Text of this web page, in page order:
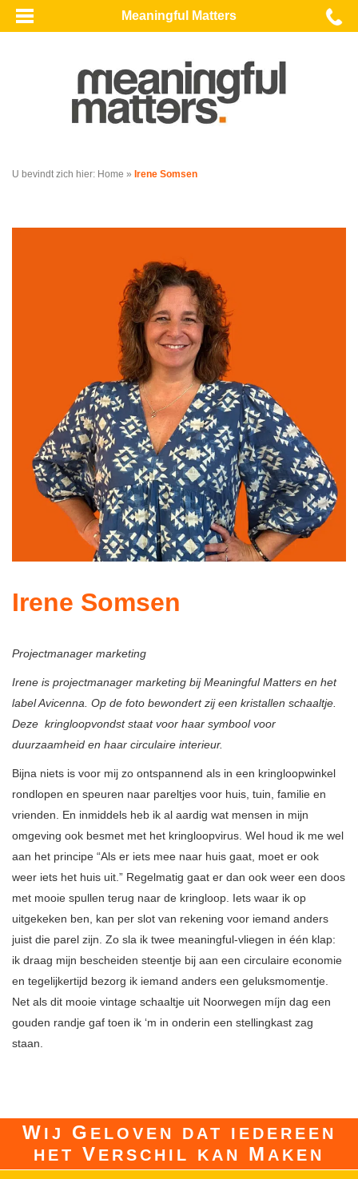
Meaningful Matters
U bevindt zich hier: Home » Irene Somsen
Irene Somsen
Projectmanager marketing
Irene is projectmanager marketing bij Meaningful Matters en het
label Avicenna. Op de foto bewondert zij een kristallen schaaltje.
Deze kringloopvondst staat voor haar symbool voor
duurzaamheid en haar circulaire interieur.
Bijna niets is voor mij zo ontspannend als in een kringloopwinkel
rondlopen en speuren naar pareltjes voor huis, tuin, familie en
vrienden. En inmiddels heb ik al aardig wat mensen in mijn
omgeving ook besmet met het kringloopvirus. Wel houd ik me wel
aan het principe “Als er iets mee naar huis gaat, moet er ook
weer iets het huis uit.” Regelmatig gaat er dan ook weer een doos
met mooie spullen terug naar de kringloop. Iets waar ik op
uitgekeken ben, kan per slot van rekening voor iemand anders
juist die parel zijn. Zo sla ik twee meaningful-vliegen in één klap:
ik draag mijn bescheiden steentje bij aan een circulaire economie
en tegelijkertijd bezorg ik iemand anders een geluksmomentje.
Net als dit mooie vintage schaaltje uit Noorwegen míjn dag een
gouden randje gaf toen ik ‘m in onderin een stellingkast zag
staan.
W IJ G ELOVEN DAT IEDEREEN
HET V ERSCHIL KAN M AKEN